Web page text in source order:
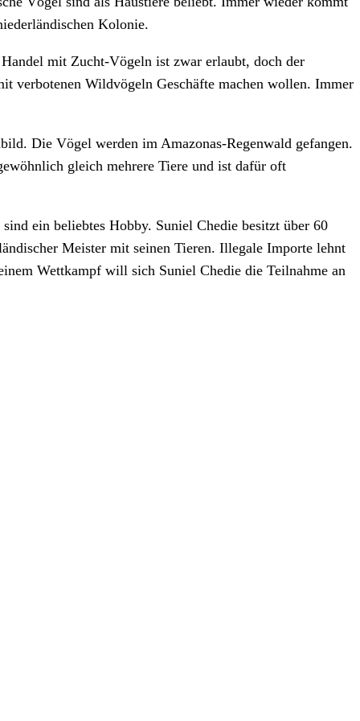
Kolonie.
mit Zucht-Vögeln ist zwar erlaubt, doch der
verbotenen Wildvögeln Geschäfte machen wollen. Immer
Die Vögel werden im Amazonas-Regenwald gefangen.
gleich mehrere Tiere und ist dafür oft
ein beliebtes Hobby. Suniel Chedie besitzt über 60
Meister mit seinen Tieren. Illegale Importe lehnt
Wettkampf will sich Suniel Chedie die Teilnahme an